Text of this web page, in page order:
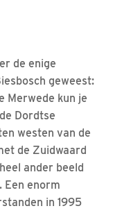
de enige
geweest:
Merwede kun je
Dordtse
westen van de
de Zuidwaard
ander beeld
Een enorm
in 1995